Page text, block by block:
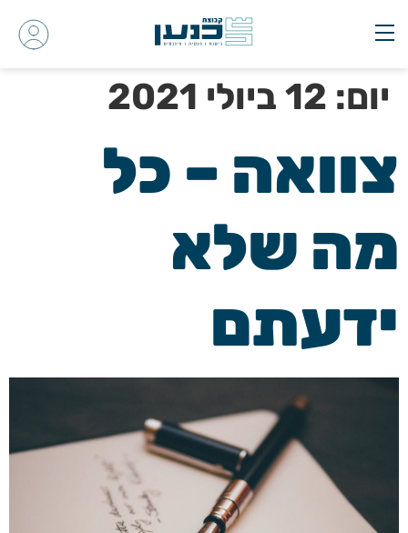
יום: 12 ביולי 2021
צוואה – כל
מה שלא
ידעתם